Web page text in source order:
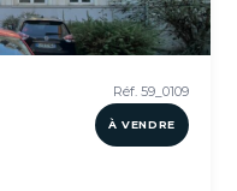
Réf. 59_0109
À VENDRE